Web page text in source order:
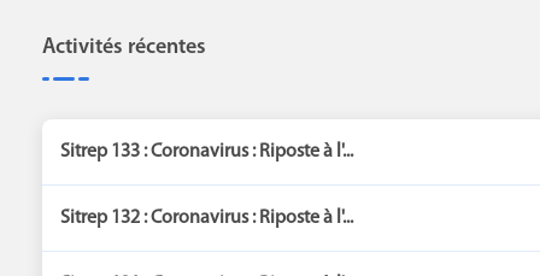
Activités récentes
Sitrep 133 : Coronavirus : Riposte à l'...
Sitrep 132 : Coronavirus : Riposte à l'...